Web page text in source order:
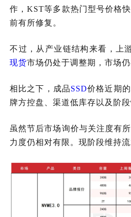
作，KST等多款热门型号价格
前有所修复。
不过，从产业链结构来看，上
现货市场仍处于调整期，市场
相比之下，成品SSD价格近期
牌方控盘、渠道低库存以及阶段
虽然节后市场询价与关注度有
力度仍相对有限。现阶段维持